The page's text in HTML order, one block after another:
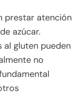
prestar atención
azúcar.
al gluten pueden
no